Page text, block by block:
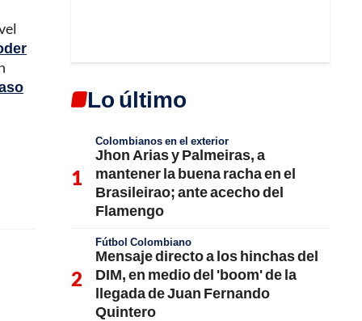
Lo último
Colombianos en el exterior
Jhon Arias y Palmeiras, a
mantener la buena racha en el
Brasileirao; ante acecho del
Flamengo
Fútbol Colombiano
Mensaje directo a los hinchas del
DIM, en medio del 'boom' de la
llegada de Juan Fernando
Quintero